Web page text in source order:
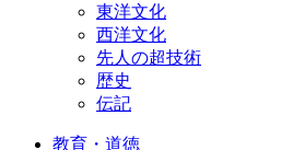
東洋文化
西洋文化
先人の超技術
歴史
伝記
教育・道徳